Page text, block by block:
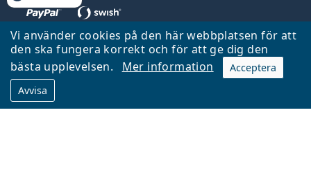
Vi använder cookies på den här webbplatsen för att
den ska fungera korrekt och för att ge dig den
bästa upplevelsen.
Mer information
Acceptera
Avvisa
Tillbaka till startsidan
Gå upp
Lentiamo.se ägs och drivs av Lentiamo s.r.o., Tjeckien